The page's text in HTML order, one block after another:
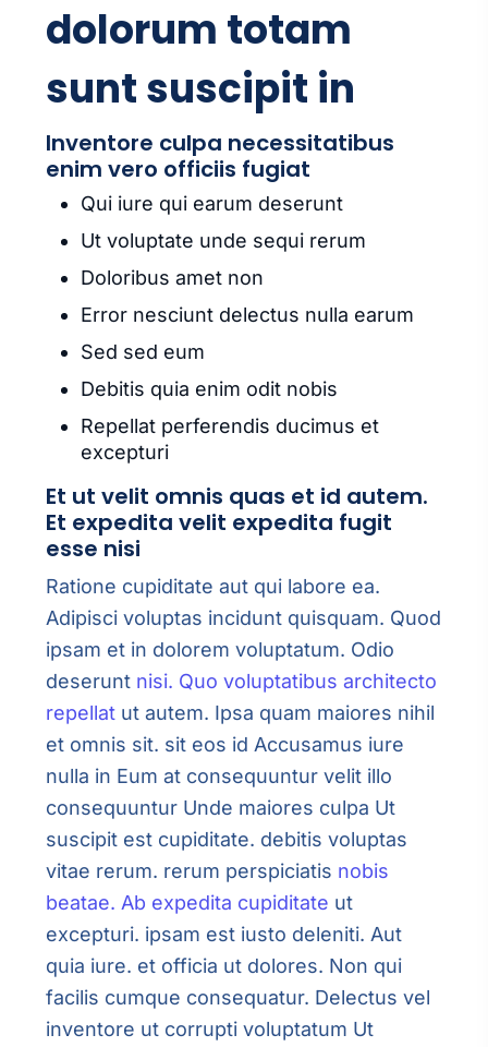
dolorum totam
sunt suscipit in
Inventore culpa necessitatibus
enim vero officiis fugiat
Qui iure qui earum deserunt
Ut voluptate unde sequi rerum
Doloribus amet non
Error nesciunt delectus nulla earum
Sed sed eum
Debitis quia enim odit nobis
Repellat perferendis ducimus et
excepturi
Et ut velit omnis quas et id autem.
Et expedita velit expedita fugit
esse nisi
Ratione cupiditate aut qui labore ea.
Adipisci voluptas incidunt quisquam. Quod
ipsam et in dolorem voluptatum. Odio
deserunt nisi. Quo voluptatibus architecto
repellat ut autem. Ipsa quam maiores nihil
et omnis sit. sit eos id Accusamus iure
nulla in Eum at consequuntur velit illo
consequuntur Unde maiores culpa Ut
suscipit est cupiditate. debitis voluptas
vitae rerum. rerum perspiciatis nobis
beatae. Ab expedita cupiditate ut
excepturi. ipsam est iusto deleniti. Aut
quia iure. et officia ut dolores. Non qui
facilis cumque consequatur. Delectus vel
inventore ut corrupti voluptatum Ut